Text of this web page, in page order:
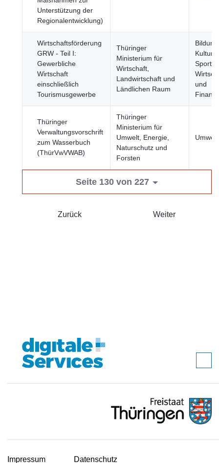
Unterstützung der
Regionalentwicklung)
Wirtschaftsförderung
GRW - Teil I:
Gewerbliche
Wirtschaft
einschließlich
Tourismusgewerbe
Thüringer
Ministerium für
Wirtschaft,
Landwirtschaft und
Ländlichen Raum
Kultur
Sport,
und
Thüringer
Verwaltungsvorschrift
zum Wasserbuch
(ThürVwVWAB)
Thüringer
Ministerium für
Umwelt, Energie,
Naturschutz und
Forsten
Umwelt
Seite 130 von 227
Zurück Weiter
Impressum Datenschutz